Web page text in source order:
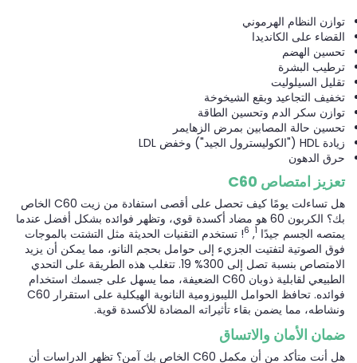
توازن النظام الهرموني
القضاء على الكانديدا
تحسين الهضم
ترطيب البشرة
تقليل السيلوليت
تخفيف التجاعيد وبقع الشيخوخة
توازن سكر الدم وتحسين الطاقة
تحسين حالة المصابين بمرض الزهايمر
زيادة HDL ("الكوليسترول الجيد") وخفض LDL
حرق الدهون
تعزيز امتصاص C60
هل تساءلت يومًا كيف تحصل على أقصى استفادة من زيت C60 الخاص
بك؟ الكربون 60 هو مضاد أكسدة قوي، وتظهر فوائده بشكل أفضل عندما
يمتصه الجسم جيدًا 1
,
6! تستخدم التقنيات الحديثة مثل التشتت بالموجات
فوق الصوتية لتفتيت الجزيء إلى حوامل بحجم النانو، مما يمكن أن يزيد
الامتصاص بنسبة تصل إلى 300% 19. تتغلب هذه الطريقة على التحدي
الطبيعي لقابلية ذوبان C60 الضعيفة، مما يسهل على جسمك استخدام
فوائده. تحافظ الحوامل الليبوزومية النانوية الهيكلية على استقرار C60
ونشاطه، مما يضمن بقاء تأثيراته المضادة للأكسدة قوية.
ضمان الأمان والاتساق
هل أنت متأكد من أن مكمل C60 الخاص بك آمن؟ تظهر الدراسات أن